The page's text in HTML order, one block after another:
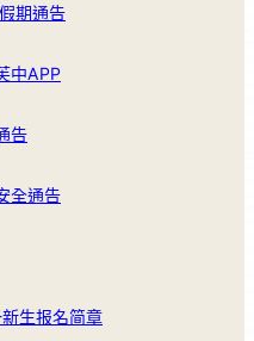
期通告
中APP
告
全通告
生报名简章